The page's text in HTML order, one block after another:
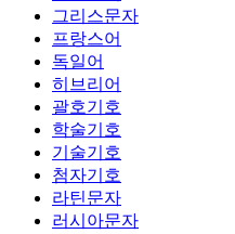
그리스문자
프랑스어
독일어
히브리어
괄호기호
학술기호
기술기호
첨자기호
라틴문자
러시아문자